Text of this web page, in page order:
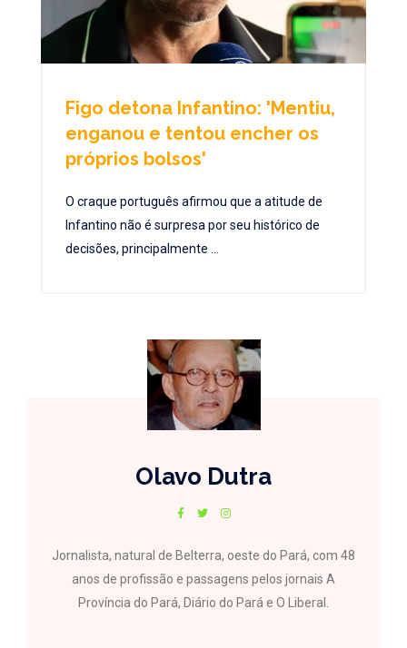
Figo detona Infantino: 'Mentiu,
enganou e tentou encher os
próprios bolsos'
O craque português afirmou que a atitude de
Infantino não é surpresa por seu histórico de
decisões, principalmente ...
Olavo Dutra
Jornalista, natural de Belterra, oeste do Pará, com 48
anos de profissão e passagens pelos jornais A
Província do Pará, Diário do Pará e O Liberal.